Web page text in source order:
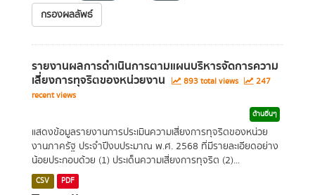
กรองผลลัพธ์
รายงานผลการดำเนินการตามแผนบริหารจัดการความ
เสี่ยงการทุจริตของหน่วยงาน 893 total views
247
recent views
ด้านอื่นๆ
แสดงข้อมูลรายงานการประเมินความเสี่ยงการทุจริตของหน่วย
งานภาครัฐ ประจำปีงบประมาณ พ.ศ. 2568 ที่มีรายละเอียดอย่าง
น้อยประกอบด้วย (1) ประเด็นความเสี่ยงการทุจริต (2)...
CSV PDF